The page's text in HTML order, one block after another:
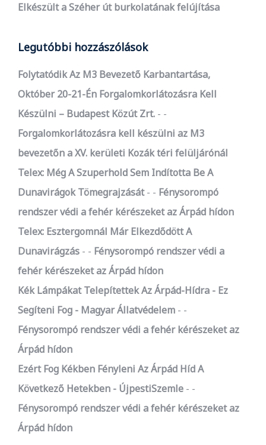
Elkészült a Széher út burkolatának felújítása
Legutóbbi hozzászólások
Folytatódik Az M3 Bevezető Karbantartása,
Október 20-21-Én Forgalomkorlátozásra Kell
Készülni – Budapest Közút Zrt.
-
Forgalomkorlátozásra kell készülni az M3
bevezetőn a XV. kerületi Kozák téri felüljárónál
Telex: Még A Szuperhold Sem Indította Be A
Dunavirágok Tömegrajzását
- Fénysorompó
rendszer védi a fehér kérészeket az Árpád hídon
Telex: Esztergomnál Már Elkezdődött A
Dunavirágzás
- Fénysorompó rendszer védi a
fehér kérészeket az Árpád hídon
Kék Lámpákat Telepítettek Az Árpád-Hídra - Ez
Segíteni Fog - Magyar Állatvédelem
-
Fénysorompó rendszer védi a fehér kérészeket az
Árpád hídon
Ezért Fog Kékben Fényleni Az Árpád Híd A
Következő Hetekben - ÚjpestiSzemle
-
Fénysorompó rendszer védi a fehér kérészeket az
Árpád hídon